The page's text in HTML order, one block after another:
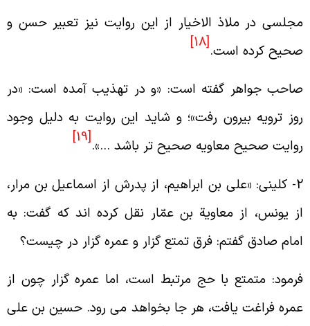
در ملاذ الاخيار از اين روايت نيز تعبير حسن و
كرده است.
جواهر گفته است: «و در تهذيب آمده است: «در
ترويه بيرون رفت»؛ و شايد اين روايت به دليل وجود
صحيح معاويه صحيح تر باشد …».
2- كلينى: «على بن ابراهيم، از پدرش از اسماعيل بن مرار،
يونس، از معاوية بن عمّار نقل كرده اند كه گفت: به
صادق گفتم: فرق تمتع گزار و عمره گزار در چيست؟
متمتع با حج مرتبط است، اما عمره گزار چون از
فراغت يافت، هر جا بخواهد مى رود. حسين بن على